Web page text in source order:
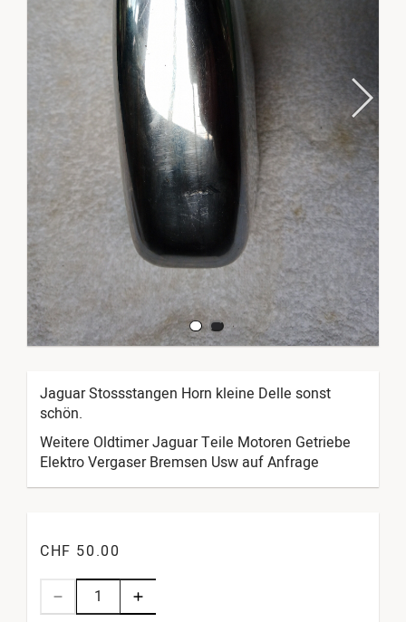
Jaguar Stossstangen Horn kleine Delle sonst
schön.
Weitere Oldtimer Jaguar Teile Motoren Getriebe
Elektro Vergaser Bremsen Usw auf Anfrage
CHF 50.00